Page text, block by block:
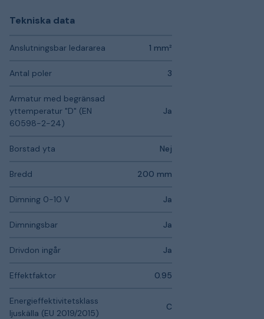
Tekniska data
Anslutningsbar ledararea 1 mm²
Antal poler 3
Armatur med begränsad
yttemperatur "D" (EN
60598-2-24)
Ja
Borstad yta Nej
Bredd 200 mm
Dimning 0-10 V Ja
Dimningsbar Ja
Drivdon ingår Ja
Effektfaktor 0.95
Energieffektivitetsklass
ljuskälla (EU 2019/2015)
C